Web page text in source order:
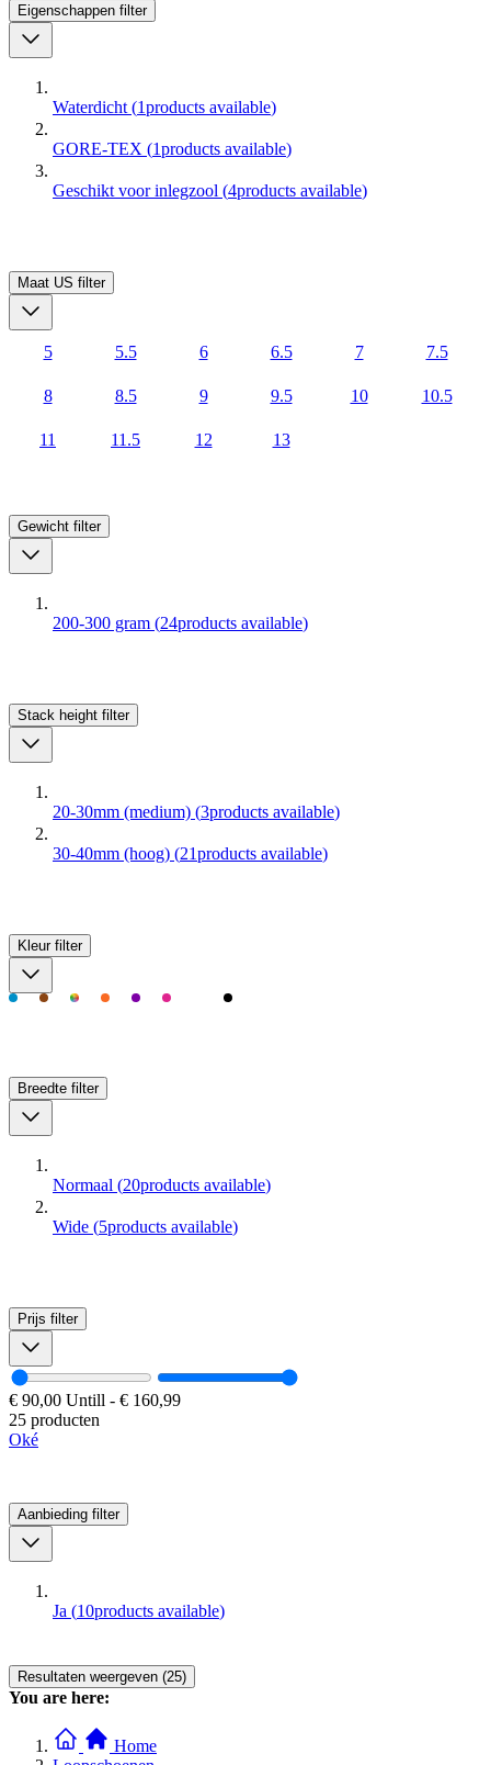
Eigenschappen filter
Waterdicht (1products available)
GORE-TEX (1products available)
Geschikt voor inlegzool (4products available)
Maat US filter
5 5.5 6 6.5 7 7.5
8 8.5 9 9.5 10 10.5
11 11.5 12 13
Gewicht filter
200-300 gram (24products available)
Stack height filter
20-30mm (medium) (3products available)
30-40mm (hoog) (21products available)
Kleur filter
Breedte filter
Normaal (20products available)
Wide (5products available)
Prijs filter
€ 90,00 Untill - € 160,99
25 producten
Oké
Aanbieding filter
Ja (10products available)
Resultaten weergeven (25)
You are here:
Home